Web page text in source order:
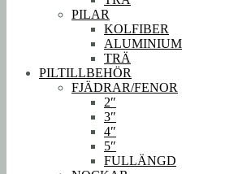
PILAR
KOLFIBER
ALUMINIUM
TRÄ
PILTILLBEHÖR
FJÄDRAR/FENOR
2″
3″
4″
5″
FULLÄNGD